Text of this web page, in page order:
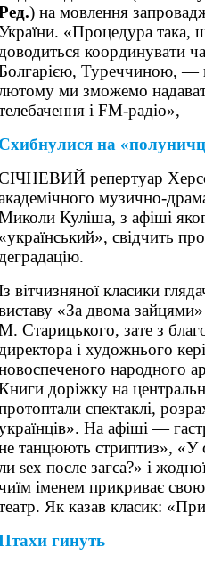
) на мовлення
«Процедура така,
координувати
Туреччиною, —
ми зможемо
і FM-радіо»,
Схибнулися на
репертуар
музично-
Куліша, з афіші
«український», свідчить
вітчизняної класики
«За двома
Старицького, зате з
і художнього
народного
доріжку на
спектаклі,
На афіші —
танцюють стриптиз», «У
sex после загса?» і
іменем прикриває
Як казав класик:
гинуть